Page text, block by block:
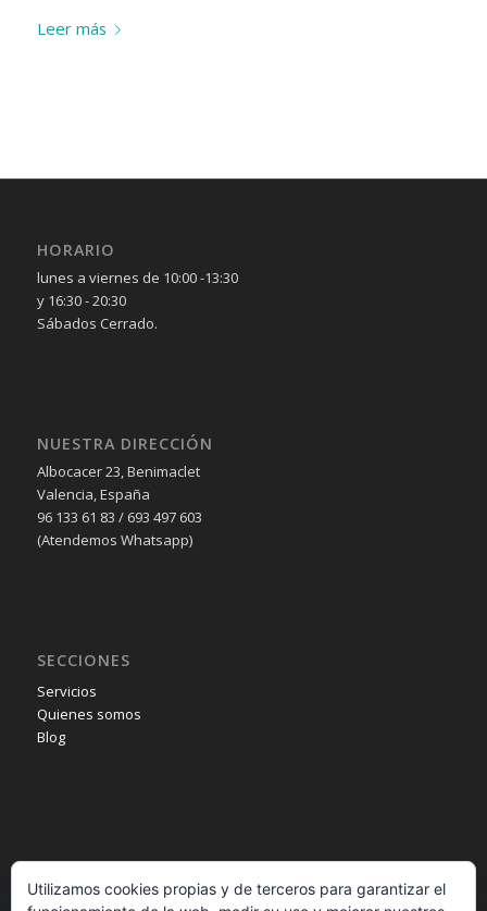
Leer más
HORARIO
lunes a viernes de 10:00 -13:30
y 16:30 - 20:30
Sábados Cerrado.
NUESTRA DIRECCIÓN
Albocacer 23, Benimaclet
Valencia, España
96 133 61 83 / 693 497 603
(Atendemos Whatsapp)
SECCIONES
Servicios
Quienes somos
Blog
Aviso legal
Utilizamos cookies propias y de terceros para garantizar el